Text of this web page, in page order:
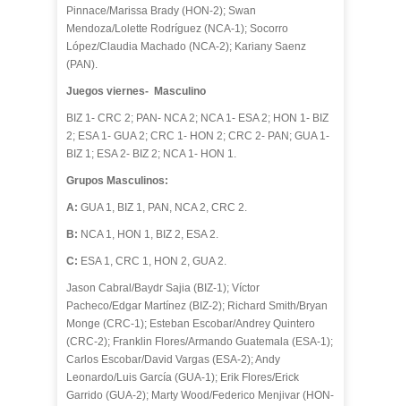
Pinnace/Marissa Brady (HON-2); Swan
Mendoza/Lolette Rodríguez (NCA-1); Socorro
López/Claudia Machado (NCA-2); Kariany Saenz
(PAN).
Juegos viernes- Masculino
BIZ 1- CRC 2; PAN- NCA 2; NCA 1- ESA 2; HON 1- BIZ
2; ESA 1- GUA 2; CRC 1- HON 2; CRC 2- PAN; GUA 1-
BIZ 1; ESA 2- BIZ 2; NCA 1- HON 1.
Grupos Masculinos:
A: GUA 1, BIZ 1, PAN, NCA 2, CRC 2.
B: NCA 1, HON 1, BIZ 2, ESA 2.
C: ESA 1, CRC 1, HON 2, GUA 2.
Jason Cabral/Baydr Sajia (BIZ-1); Víctor
Pacheco/Edgar Martínez (BIZ-2); Richard Smith/Bryan
Monge (CRC-1); Esteban Escobar/Andrey Quintero
(CRC-2); Franklin Flores/Armando Guatemala (ESA-1);
Carlos Escobar/David Vargas (ESA-2); Andy
Leonardo/Luis García (GUA-1); Erik Flores/Erick
Garrido (GUA-2); Marty Wood/Federico Menjivar (HON-